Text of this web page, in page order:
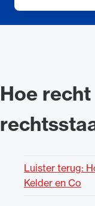
Hoe
Luister terug:
Kelder en Co